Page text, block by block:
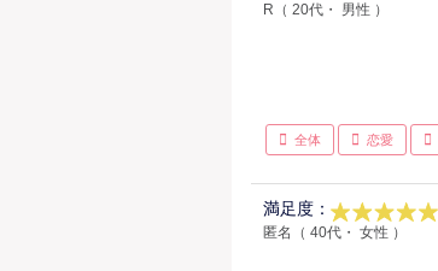
R（ 20代・ 男性 ）
全体 恋愛
満足度：
匿名（ 40代・ 女性 ）